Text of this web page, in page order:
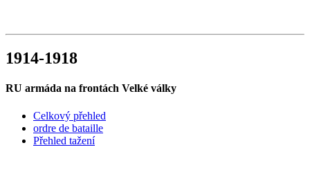
1914-1918
RU armáda na frontách Velké války
Celkový přehled
ordre de bataille
Přehled tažení